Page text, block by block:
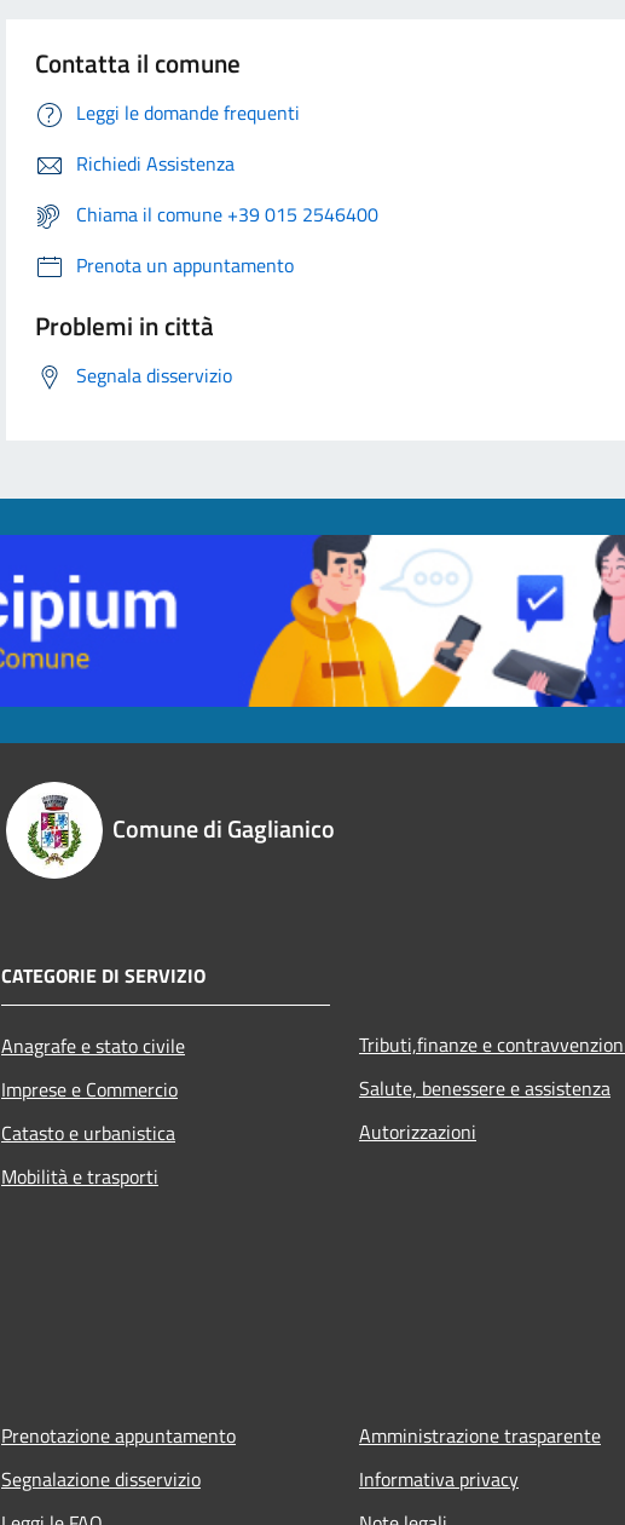
Contatta il comune
Leggi le domande frequenti
Richiedi Assistenza
Chiama il comune +39 015 2546400
Prenota un appuntamento
Problemi in città
Segnala disservizio
Comune di Gaglianico
CATEGORIE DI SERVIZIO
Anagrafe e stato civile
Imprese e Commercio
Catasto e urbanistica
Mobilità e trasporti
Tributi,finanze e
Salute, benessere e assistenza
Autorizzazioni
Prenotazione appuntamento
Segnalazione disservizio
Amministrazione trasparente
Informativa privacy